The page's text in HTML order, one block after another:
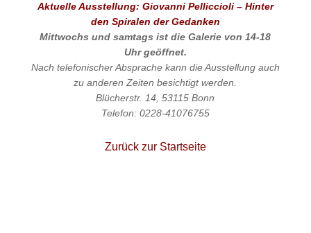
Aktuelle Ausstellung: Giovanni Pelliccioli – Hinter
den Spiralen der Gedanken
Mittwochs und samtags ist die Galerie von 14-18
Uhr geöffnet.
Nach telefonischer Absprache kann die Ausstellung auch
zu anderen Zeiten besichtigt werden.
Blücherstr. 14, 53115 Bonn
Telefon: 0228-41076755
Zurück zur Startseite